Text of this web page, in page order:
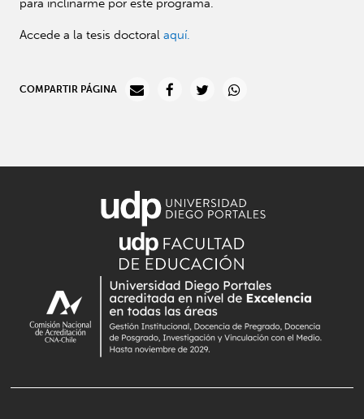
para inclinarme por este programa.
Accede a la tesis doctoral aquí.
COMPARTIR PÁGINA